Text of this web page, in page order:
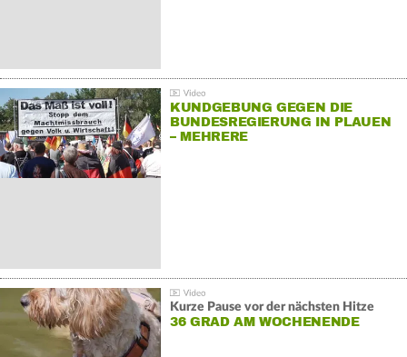
KUNDGEBUNG GEGEN DIE
BUNDESREGIERUNG IN PLAUEN
– MEHRERE
Kurze Pause vor der nächsten Hitze
36 GRAD AM WOCHENENDE